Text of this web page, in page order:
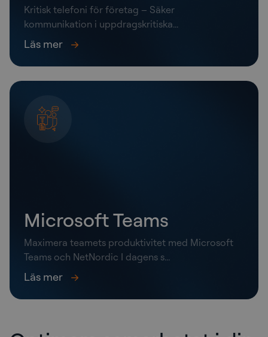
Kritisk telefoni för företag – Säker
kommunikation i uppdragskritiska...
Läs mer
Microsoft Teams
Maximera teamets produktivitet med Microsoft
Teams och NetNordic I dagens s...
Läs mer